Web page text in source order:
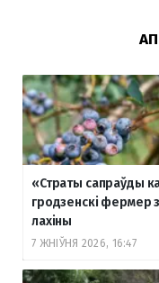
«Страты сапраўды
гродзенскі фермер
лахіны
7 ЖНІЎНЯ 2026, 16:47